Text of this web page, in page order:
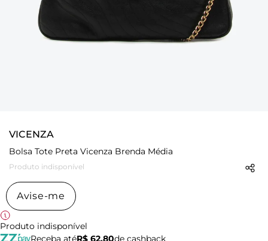
VICENZA
Bolsa Tote Preta Vicenza Brenda Média
Produto indisponível
Avise-me
Produto indisponível